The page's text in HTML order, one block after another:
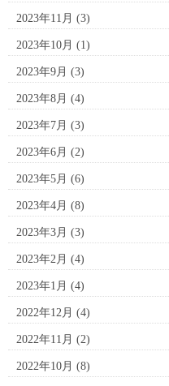
2023年11月 (3)
2023年10月 (1)
2023年9月 (3)
2023年8月 (4)
2023年7月 (3)
2023年6月 (2)
2023年5月 (6)
2023年4月 (8)
2023年3月 (3)
2023年2月 (4)
2023年1月 (4)
2022年12月 (4)
2022年11月 (2)
2022年10月 (8)